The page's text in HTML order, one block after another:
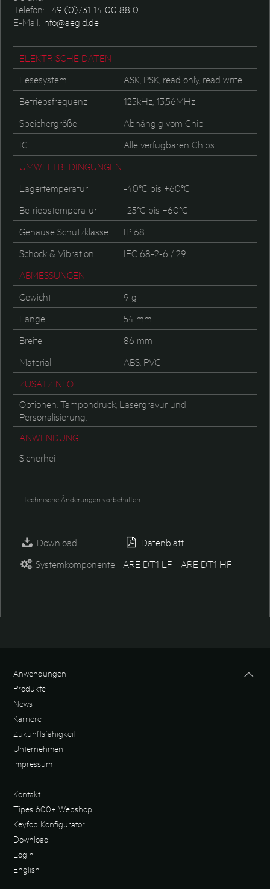
Telefon: +49 (0)731 14 00 88 0
E-Mail: info@aegid.de
ELEKTRISCHE DATEN
Lesesystem
ASK, PSK, read only, read write
Betriebsfrequenz
125kHz, 13,56MHz
Speichergröße
Abhängig vom Chip
IC
Alle verfügbaren Chips
UMWELTBEDINGUNGEN
Lagertemperatur
-40°C bis +60°C
Betriebstemperatur
-25°C bis +60°C
Gehäuse Schutzklasse
IP 68
Schock & Vibration
IEC 68-2-6 / 29
ABMESSUNGEN
Gewicht
9 g
Länge
54 mm
Breite
86 mm
Material
ABS, PVC
ZUSATZINFO
Optionen: Tampondruck, Lasergravur und
Personalisierung.
ANWENDUNG
Sicherheit
Technische Änderungen vorbehalten
Download
Datenblatt
Systemkomponente
ARE DT1 LF ARE DT1 HF
Anwendungen
Produkte
News
Karriere
Zukunftsfähigkeit
Unternehmen
Impressum
Kontakt
Tipes 600+ Webshop
Keyfob Konfigurator
Download
Login
English